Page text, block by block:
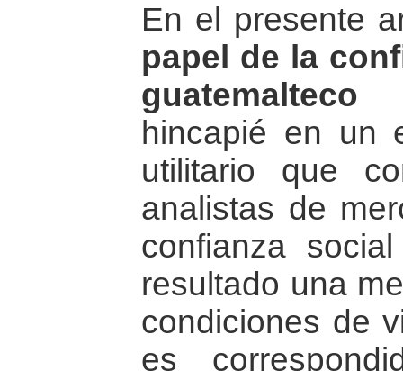
En el presente
papel de la
guatemalteco
hincapié en un
utilitario que
analistas de
confianza
resultado una
condiciones de
es